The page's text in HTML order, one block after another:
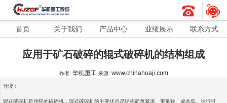
首页 关于我们 产品中心 业绩展示 联系方式
应用于矿石破碎的辊式破碎机的结构组成
作者: 华机重工 来源: www.chinahuaji.com
导读：
辊式破碎机是传统的破碎机，辊式破碎机的主要优点是结构简单紧凑、重量轻、成本低、运行可